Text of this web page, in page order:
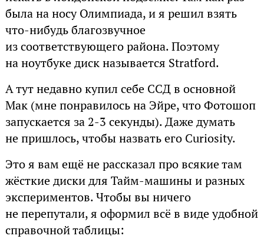
была на носу Олимпиада, и я решил взять
что-нибудь благозвучное
из соответствующего района. Поэтому
на ноутбуке диск называется Stratford.
А тут недавно купил себе ССД в основной
Мак (мне понравилось на Эйре, что Фотошоп
запускается за 2-3 секунды). Даже думать
не пришлось, чтобы назвать его Curiosity.
Это я вам ещё не рассказал про всякие там
жёсткие диски для Тайм-машины и разных
экспериментов. Чтобы вы ничего
не перепутали, я оформил всё в виде удобной
справочной таблицы: